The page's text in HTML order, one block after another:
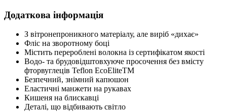
Додаткова інформація
З вітронепроникного матеріалу, але виріб «дихає»
Фліс на зворотному боці
Містить перероблені волокна із сертифікатом якості
Водо- та брудовідштовхуюче просочення без вмісту
фторвуглеців Teflon EcoEliteTM
Безпечний, знімний капюшон
Еластичні манжети на рукавах
Кишеня на блискавці
Деталі, що відбивають світло